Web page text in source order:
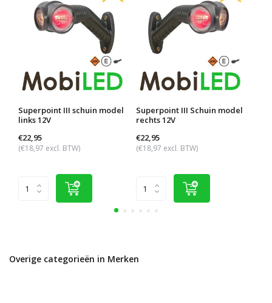
Superpoint III schuin model
links 12V
€22,95
(€18,97 excl. BTW)
Superpoint III Schuin model
rechts 12V
€22,95
(€18,97 excl. BTW)
Overige categorieën in Merken